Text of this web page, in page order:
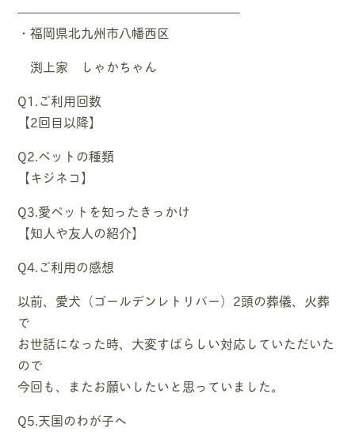
—————————————————–
・福岡県北九州市八幡西区
渕上家 しゃかちゃん
Q1.ご利用回数
【2回目以降】
Q2.ペットの種類
【キジネコ】
Q3.愛ペットを知ったきっかけ
【知人や友人の紹介】
Q4.ご利用の感想
以前、愛犬（ゴールデンレトリバー）2頭の葬儀、火葬
で
お世話になった時、大変すばらしい対応していただいた
ので
今回も、またお願いしたいと思っていました。
Q5.天国のわが子へ